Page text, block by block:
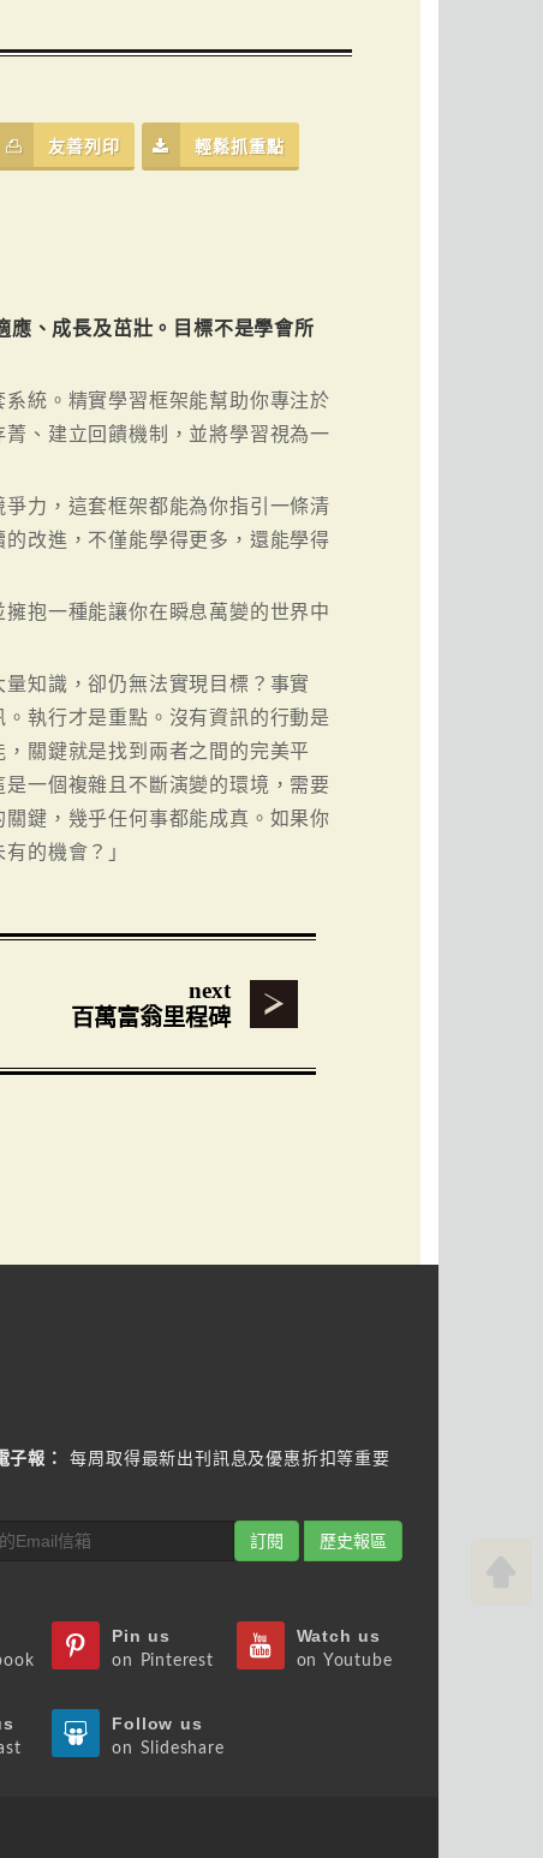
友善列印 輕鬆抓重點
應、成長及茁壯。目標不是學會所
統。精實學習框架能幫助你專注於
、建立回饋機制，並將學習視為一
力，這套框架都能為你指引一條清
改進，不僅能學得更多，還能學得
抱一種能讓你在瞬息萬變的世界中
知識，卻仍無法實現目標？事實
執行才是重點。沒有資訊的行動是
關鍵就是找到兩者之間的完美平
一個複雜且不斷演變的環境，需要
鍵，幾乎任何事都能成真。如果你
的機會？」
next
百萬富翁里程碑
子報：
每周取得最新出刊訊息及優惠折扣等重要
訂閱 歷史報區
Pin us
on Pinterest
Watch us
on Youtube
Follow us
on Slideshare